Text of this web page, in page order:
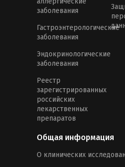
заболевания
Гастроэнтерологические
заболевания
Эндокринологические
заболевания
Реестр
зарегистрированных
российских
лекарственных
препаратов
Общая информация
О клинических